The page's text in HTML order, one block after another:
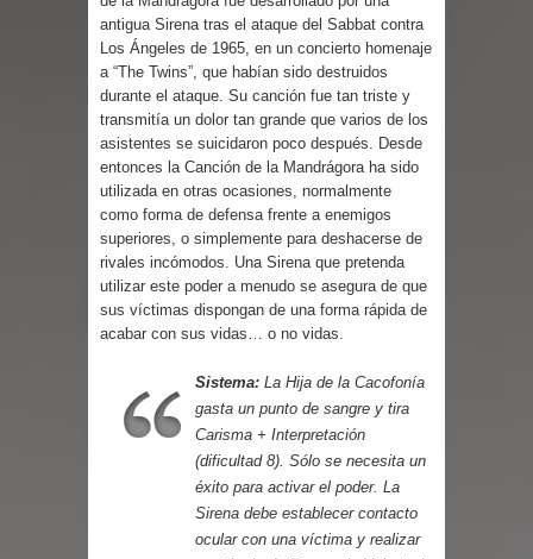
Parte 03: Reflexiones
antigua Sirena tras el ataque del Sabbat contra
Los Ángeles de 1965, en un concierto homenaje
a “The Twins”, que habían sido destruidos
durante el ataque. Su canción fue tan triste y
transmitía un dolor tan grande que varios de los
asistentes se suicidaron poco después. Desde
entonces la Canción de la Mandrágora ha sido
utilizada en otras ocasiones, normalmente
como forma de defensa frente a enemigos
superiores, o simplemente para deshacerse de
rivales incómodos. Una Sirena que pretenda
utilizar este poder a menudo se asegura de que
sus víctimas dispongan de una forma rápida de
acabar con sus vidas… o no vidas.
Sistema: La Hija de la Cacofonía
gasta un punto de sangre y tira
Carisma + Interpretación
(dificultad 8). Sólo se necesita un
éxito para activar el poder. La
Sirena debe establecer contacto
ocular con una víctima y realizar